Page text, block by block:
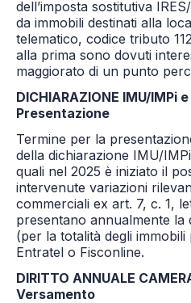
dell’imposta sostitutiva
da immobili destinati alla
telematico, codice tributo
alla prima sono dovuti
maggiorato di un punto
DICHIARAZIONE IMU/IMPi
Presentazione
Termine per la
della dichiarazione IMU/
quali nel 2025 è iniziato il
intervenute variazioni
commerciali ex art. 7, c. 1,
presentano annualmente la
(per la totalità degli immobili
Entratel o Fisconline.
DIRITTO ANNUALE
Versamento